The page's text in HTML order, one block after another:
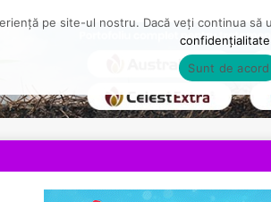
pe site-ul nostru. Dacă veți continua
confidențialitate
Sunt de acord